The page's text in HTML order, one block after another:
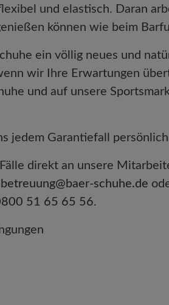
und elastisch. Daran
können wie beim
ein völlig neues und
wir Ihre Erwartungen
und auf unsere
jedem Garantiefall persönlich
direkt an unsere
schuhe.de
51 65 65 56.